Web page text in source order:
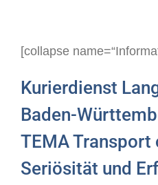
[collapse
Kurierdienst
Baden-
TEMA
Seriösität und